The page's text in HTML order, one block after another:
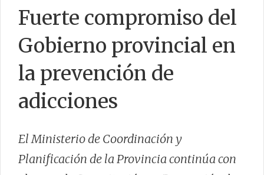
Fuerte compromiso del
Gobierno provincial en
la prevención de
adicciones
El Ministerio de Coordinación y
Planificación de la Provincia continúa con